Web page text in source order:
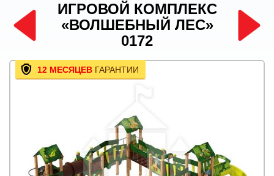
ИГРОВОЙ КОМПЛЕКС
«ВОЛШЕБНЫЙ ЛЕС»
0172
12 МЕСЯЦЕВ ГАРАНТИИ